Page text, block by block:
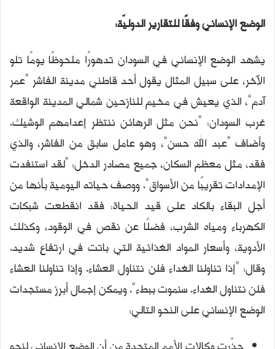
الوضع الإنساني وفقًا للتقارير الدوليّة:
يشهد الوضع الإنساني في السودان تدهورًا ملحوظًا يومًا تلو
الآخر، على سبيل المثال يقول أحد قاطني مدينة الفاشر “عمر
آدم”، الذي يعيش في مخيم للنازحين شمالي المدينة الواقعة
غرب السودان: “نحن مثل الرهائن ننتظر إعدامهم الوشيك.
وأضاف “عبد الله حسن”، وهو عامل سابق من الفاشر، والذي
فقد، مثل معظم السكان، جميع مصادر الدخل: “لقد استنفدت
الإمدادات تقريبًا من الأسواق”. ووصف حياته اليومية بأنها من
أجل البقاء بالكاد على قيد الحياة: فقد انقطعت شبكات
الكهرباء ومياه الشرب، فضلًا عن نقص في الوقود، وكذلك
الأدوية، وأسعار المواد الغذائية التي باتت في ارتفاع شديد.
وقال: “إذا تناولنا الغداء فلن نتناول العشاء. وإذا تناولنا العشاء
فلن نتناول الغداء. سنموت ببطء”. ويمكن إجمال أبرز مستجدات
الوضع الإنساني على النحو التالي: